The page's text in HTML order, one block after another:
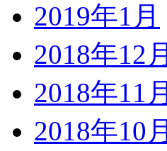
2019年1月
2018年12月
2018年11月
2018年10月